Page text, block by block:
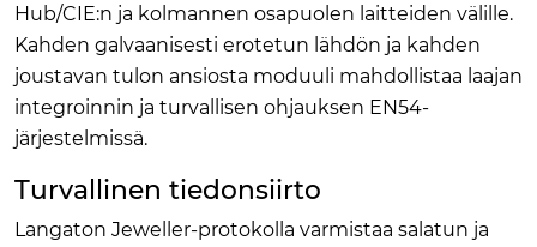
Hub/CIE:n ja kolmannen osapuolen laitteiden välille.
Kahden galvaanisesti erotetun lähdön ja kahden
joustavan tulon ansiosta moduuli mahdollistaa laajan
integroinnin ja turvallisen ohjauksen EN54-
järjestelmissä.
Turvallinen tiedonsiirto
Langaton Jeweller-protokolla varmistaa salatun ja